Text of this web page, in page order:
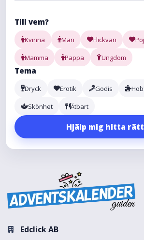
Till vem?
Kvinna Man Flickvän
Mamma Pappa Ungdom
Tema
Dryck Erotik Godis
Skönhet Ätbart
Hjälp mig hitta rätt
Edclick AB